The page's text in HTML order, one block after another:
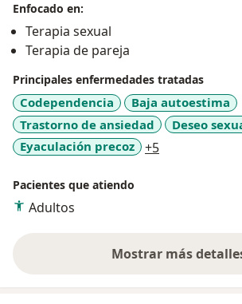
Enfocado en:
Terapia sexual
Terapia de pareja
Principales enfermedades tratadas
Codependencia
Baja autoestima
Trastorno de ansiedad
Deseo
Eyaculación precoz
+5
Pacientes que atiendo
Adultos
Mostrar mássobre la